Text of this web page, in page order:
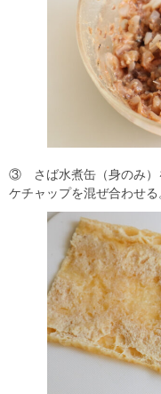
③ さば水煮缶（身のみ）
ケチャップを混ぜ合わせる